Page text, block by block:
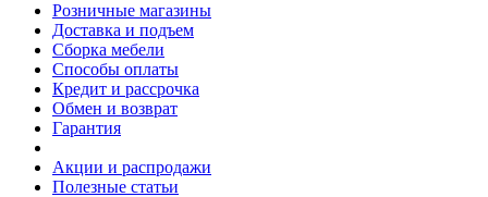
Розничные магазины
Доставка и подъем
Сборка мебели
Способы оплаты
Кредит и рассрочка
Обмен и возврат
Гарантия
Акции и распродажи
Полезные статьи